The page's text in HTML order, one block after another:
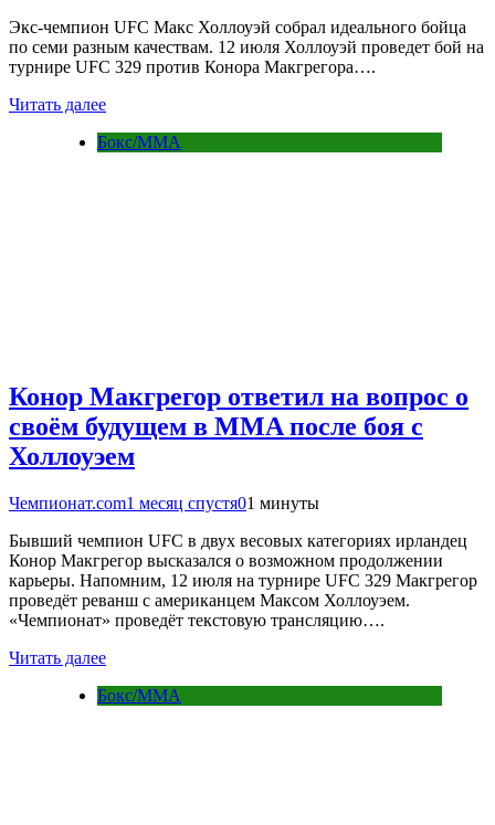
Экс-чемпион UFC Макс Холлоуэй собрал идеального бойца
по семи разным качествам. 12 июля Холлоуэй проведет бой на
турнире UFC 329 против Конора Макгрегора….
Читать далее
Бокс/MMA
Конор Макгрегор ответил на вопрос о
своём будущем в MMA после боя с
Холлоуэем
Чемпионат.com1 месяц спустя01 минуты
Бывший чемпион UFC в двух весовых категориях ирландец
Конор Макгрегор высказался о возможном продолжении
карьеры. Напомним, 12 июля на турнире UFC 329 Макгрегор
проведёт реванш с американцем Максом Холлоуэем.
«Чемпионат» проведёт текстовую трансляцию….
Читать далее
Бокс/MMA